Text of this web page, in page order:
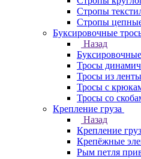
Стропы
Стропы
Буксировочные
Назад
Тросы
Тросы из ленты
Тросы с
Тросы со
Крепление груза
Назад
Крепление
Крепёжные
Рым петля